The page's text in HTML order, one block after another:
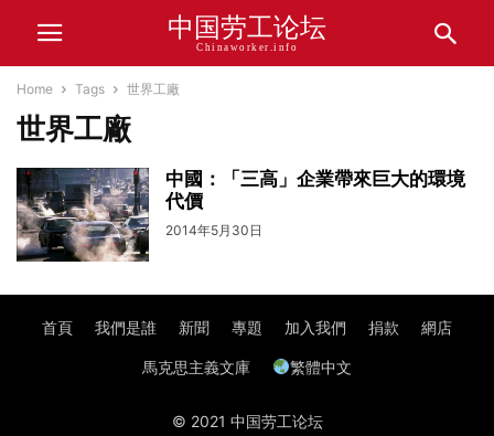
中国劳工论坛
Chinaworker.info
Home Tags 世界工廠
世界工廠
中國：「三高」企業帶來巨大的環境
代價
2014年5月30日
首頁 我們是誰 新聞 專題 加入我們 捐款 網店
馬克思主義文庫 繁體中文
© 2021 中国劳工论坛